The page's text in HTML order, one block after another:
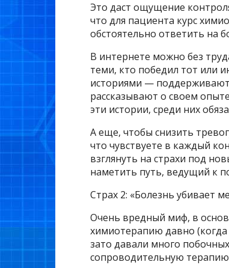
Это даст ощущение
что для пациента курс
обстоятельно ответить на
В интернете можно без
теми, кто победил тот или
историями —
рассказывают о своем
эти истории, среди них
А еще, чтобы снизить
что чувствуете в каждый
взглянуть на страхи под
наметить путь, ведущий к
Страх 2: «Болезнь убивает
Очень вредный миф, в
химиотерапию давно
зато давали много
сопроводительную терапию